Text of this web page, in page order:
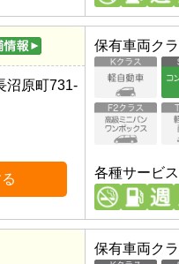
沼原町731-
保有車両ク
各種サービス
保有車両ク